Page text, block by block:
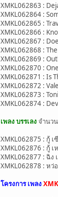
XMKL062863 :
XMKL062864 :
XMKL062865 :
XMKL062866 :
XMKL062867 :
XMKL062868 :
XMKL062869 :
XMKL062870 :
XMKL062871 : Is
XMKL062872 :
XMKL062873 :
XMKL062874 :
เพลง บรรเลง จำนวน
XMKL062875 : กู้
XMKL062876 : กู้
XMKL062877 : ฉิง
XMKL062878 : หว่
โครงการ เพลง